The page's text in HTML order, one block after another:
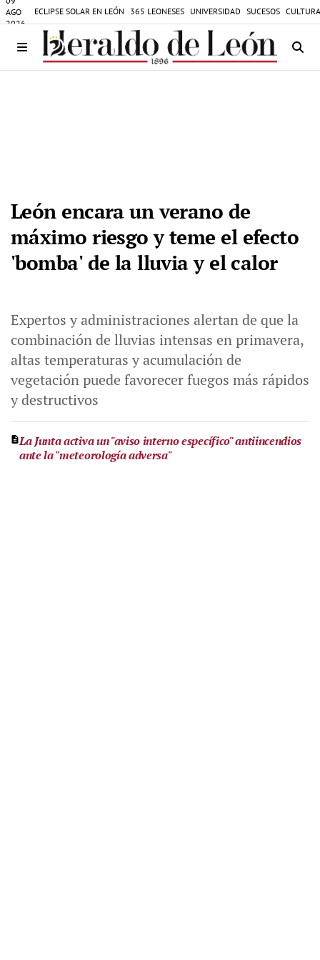
AGO
2026
ECLIPSE SOLAR EN LEÓN 365 LEONESES UNIVERSIDAD SUCESOS
León encara un verano de
máximo riesgo y teme el efecto
'bomba' de la lluvia y el calor
Expertos y administraciones alertan de que la
combinación de lluvias intensas en primavera,
altas temperaturas y acumulación de
vegetación puede favorecer fuegos más rápidos
y destructivos
La Junta activa un "aviso interno específico" antiincendios
ante la "meteorología adversa"